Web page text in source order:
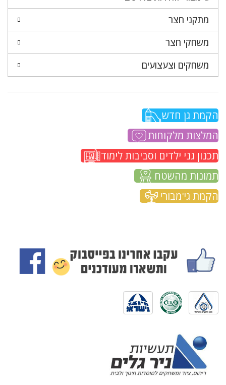
מתקני חצר
משחקי חצר
משחקים וצעצועים
הקמת גן חדש
המלצות מלקוחות
תכנון גני ילדים וסביבות לימוד
תמונות מהשטח
הקמת גי'מבורי